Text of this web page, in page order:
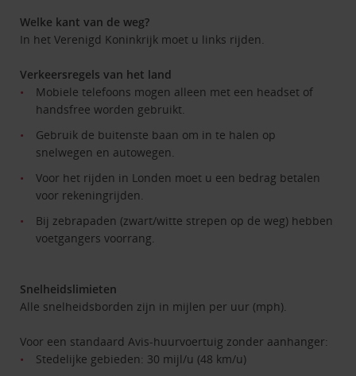
Welke kant van de weg?
In het Verenigd Koninkrijk moet u links rijden.
Verkeersregels van het land
Mobiele telefoons mogen alleen met een headset of
handsfree worden gebruikt.
Gebruik de buitenste baan om in te halen op
snelwegen en autowegen.
Voor het rijden in Londen moet u een bedrag betalen
voor rekeningrijden.
Bij zebrapaden (zwart/witte strepen op de weg) hebben
voetgangers voorrang.
Snelheidslimieten
Alle snelheidsborden zijn in mijlen per uur (mph).
Voor een standaard Avis-huurvoertuig zonder aanhanger:
Stedelijke gebieden: 30 mijl/u (48 km/u)